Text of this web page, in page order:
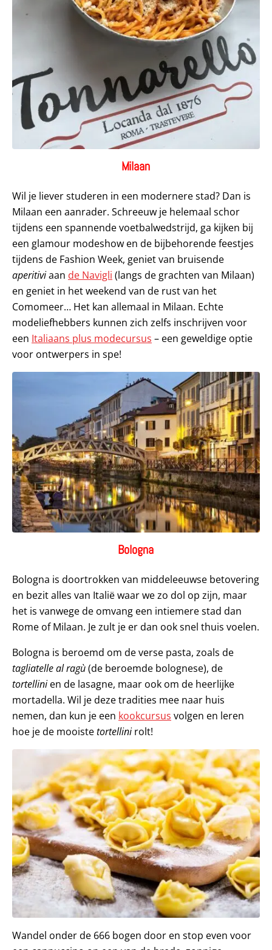
Milaan
Wil je liever studeren in een modernere stad? Dan is
Milaan een aanrader. Schreeuw je helemaal schor
tijdens een spannende voetbalwedstrijd, ga kijken bij
een glamour modeshow en de bijbehorende feestjes
tijdens de Fashion Week, geniet van bruisende
aperitiviaan de Navigli (langs de grachten van Milaan)
en geniet in het weekend van de rust van het
Comomeer… Het kan allemaal in Milaan. Echte
modeliefhebbers kunnen zich zelfs inschrijven voor
een Italiaans plus modecursus – een geweldige optie
voor ontwerpers in spe!
Bologna
Bologna is doortrokken van middeleeuwse betovering
en bezit alles van Italië waar we zo dol op zijn, maar
het is vanwege de omvang een intiemere stad dan
Rome of Milaan. Je zult je er dan ook snel thuis voelen.
Bologna is beroemd om de verse pasta, zoals de
tagliatelle al ragù(de beroemde bolognese), de
tortellinien de lasagne, maar ook om de heerlijke
mortadella. Wil je deze tradities mee naar huis
nemen, dan kun je een kookcursus volgen en leren
hoe je de mooistetortellinirolt!
Wandel onder de 666 bogen door en stop even voor